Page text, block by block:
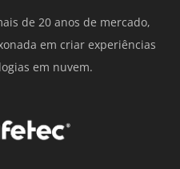
de 20 anos de mercado,
em criar experiências
em nuvem.